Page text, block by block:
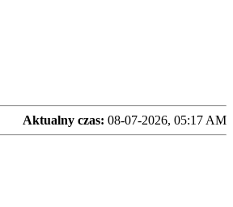
Aktualny czas: 08-07-2026, 05:17 AM